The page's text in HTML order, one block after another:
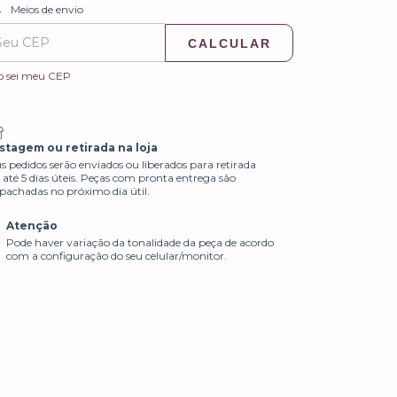
para o CEP:
Meios de envio
CALCULAR
sei meu CEP
ou retirada na loja
pedidos serão enviados ou liberados para retirada
5 dias úteis. Peças com pronta entrega são
no próximo dia útil.
Atenção
Pode haver variação da tonalidade da peça de acordo
com a configuração do seu celular/monitor.